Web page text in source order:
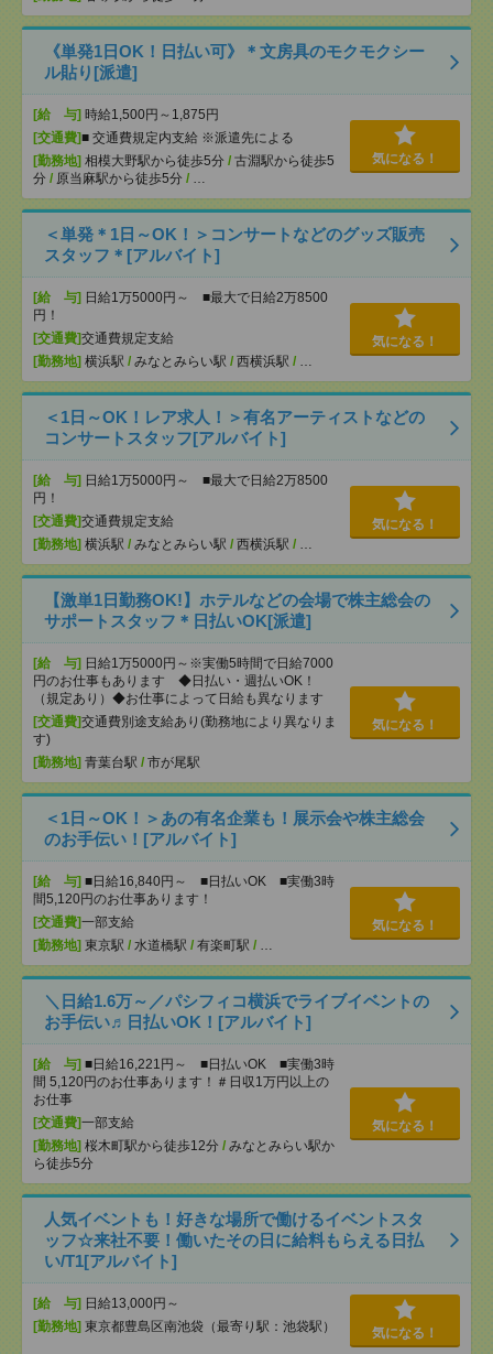
《単発1日OK！日払い可》＊文房具のモクモクシー
ル貼り[派遣]
[給 与] 時給1,500円～1,875円
[交通費]■ 交通費規定内支給 ※派遣先による
[勤務地] 相模大野駅から徒歩5分 / 古淵駅から徒歩5
分 / 原当麻駅から徒歩5分 / …
気になる！
＜単発＊1日～OK！＞コンサートなどのグッズ販売
スタッフ＊[アルバイト]
[給 与] 日給1万5000円～ ■最大で日給2万8500
円！
[交通費]交通費規定支給
[勤務地] 横浜駅 / みなとみらい駅 / 西横浜駅 / …
気になる！
＜1日～OK！レア求人！＞有名アーティストなどの
コンサートスタッフ[アルバイト]
[給 与] 日給1万5000円～ ■最大で日給2万8500
円！
[交通費]交通費規定支給
[勤務地] 横浜駅 / みなとみらい駅 / 西横浜駅 / …
気になる！
【激単1日勤務OK!】ホテルなどの会場で株主総会の
サポートスタッフ＊日払いOK[派遣]
[給 与] 日給1万5000円～※実働5時間で日給7000
円のお仕事もあります ◆日払い・週払いOK！
（規定あり）◆お仕事によって日給も異なります
[交通費]交通費別途支給あり(勤務地により異なりま
す)
[勤務地] 青葉台駅 / 市が尾駅
気になる！
＜1日～OK！＞あの有名企業も！展示会や株主総会
のお手伝い！[アルバイト]
[給 与] ■日給16,840円～ ■日払いOK ■実働3時
間5,120円のお仕事あります！
[交通費]一部支給
[勤務地] 東京駅 / 水道橋駅 / 有楽町駅 / …
気になる！
＼日給1.6万～／パシフィコ横浜でライブイベントの
お手伝い♬日払いOK！[アルバイト]
[給 与] ■日給16,221円～ ■日払いOK ■実働3時
間 5,120円のお仕事あります！＃日収1万円以上の
お仕事
[交通費]一部支給
[勤務地] 桜木町駅から徒歩12分 / みなとみらい駅か
ら徒歩5分
気になる！
人気イベントも！好きな場所で働けるイベントスタ
ッフ☆来社不要！働いたその日に給料もらえる日払
い/T1[アルバイト]
[給 与] 日給13,000円～
[勤務地] 東京都豊島区南池袋（最寄り駅：池袋駅） 気になる！